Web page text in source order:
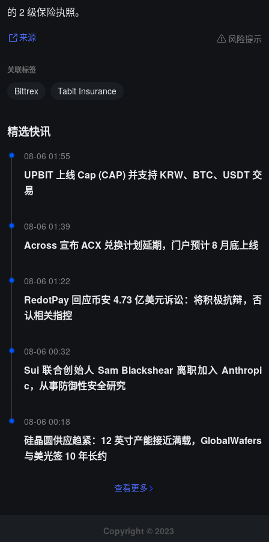
的 2 级保险执照。
来源 风险提示
关联标签
Bittrex Tabit Insurance
精选快讯
08-06 01:55
UPBIT 上线 Cap (CAP) 并支持 KRW、BTC、USDT 交
易
08-06 01:39
Across 宣布 ACX 兑换计划延期，门户预计 8 月底上线
08-06 01:22
RedotPay 回应币安 4.73 亿美元诉讼：将积极抗辩，否
认相关指控
08-06 00:32
Sui 联合创始人 Sam Blackshear 离职加入 Anthropi
c，从事防御性安全研究
08-06 00:18
硅晶圆供应趋紧：12 英寸产能接近满载，GlobalWafers
与美光签 10 年长约
查看更多
Copyright © 2023